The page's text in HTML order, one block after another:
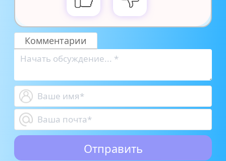
Комментарии